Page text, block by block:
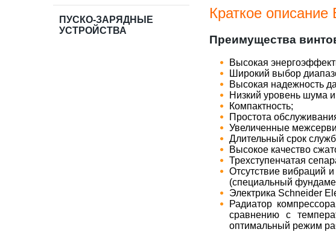
Краткое
Преимущества
​Высокая
​Широкий выбор
​Высокая надежность
​Низкий уровень шума и
​Компактность;
​Простота
​Увеличенные
​Длительный срок
​Высокое качество
​Трехступенчатая
​Отсутствие вибраций
(специальный
​Электрика Schneider
​Радиатор
сравнению с
оптимальный режим
ПУСКО-ЗАРЯДНЫЕ
УСТРОЙСТВА